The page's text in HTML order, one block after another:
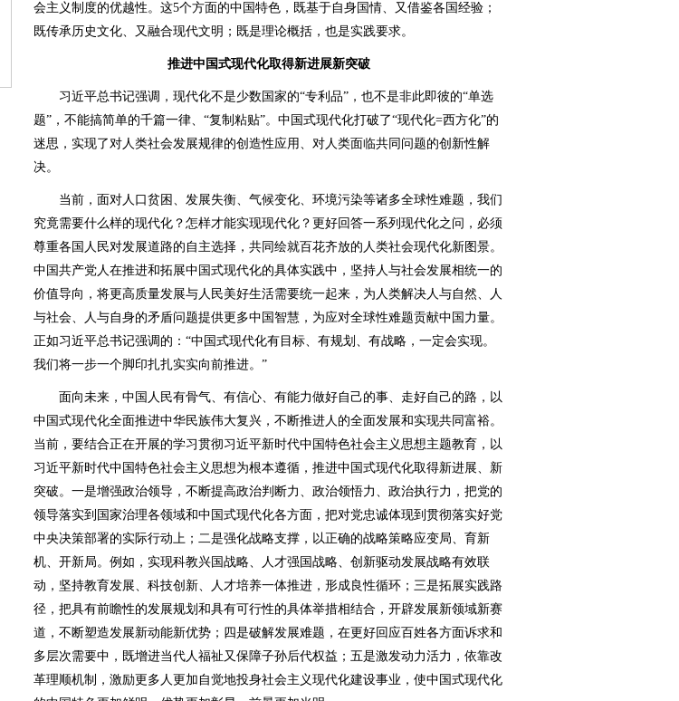
会主义制度的优越性。这5个方面的中国特色，既基于自身国情、又借鉴各国经验；
既传承历史文化、又融合现代文明；既是理论概括，也是实践要求。
推进中国式现代化取得新进展新突破
习近平总书记强调，现代化不是少数国家的“专利品”，也不是非此即彼的“单选
题”，不能搞简单的千篇一律、“复制粘贴”。中国式现代化打破了“现代化=西方化”的
迷思，实现了对人类社会发展规律的创造性应用、对人类面临共同问题的创新性解
决。
当前，面对人口贫困、发展失衡、气候变化、环境污染等诸多全球性难题，我们
究竟需要什么样的现代化？怎样才能实现现代化？更好回答一系列现代化之问，必须
尊重各国人民对发展道路的自主选择，共同绘就百花齐放的人类社会现代化新图景。
中国共产党人在推进和拓展中国式现代化的具体实践中，坚持人与社会发展相统一的
价值导向，将更高质量发展与人民美好生活需要统一起来，为人类解决人与自然、人
与社会、人与自身的矛盾问题提供更多中国智慧，为应对全球性难题贡献中国力量。
正如习近平总书记强调的：“中国式现代化有目标、有规划、有战略，一定会实现。
我们将一步一个脚印扎扎实实向前推进。”
面向未来，中国人民有骨气、有信心、有能力做好自己的事、走好自己的路，以
中国式现代化全面推进中华民族伟大复兴，不断推进人的全面发展和实现共同富裕。
当前，要结合正在开展的学习贯彻习近平新时代中国特色社会主义思想主题教育，以
习近平新时代中国特色社会主义思想为根本遵循，推进中国式现代化取得新进展、新
突破。一是增强政治领导，不断提高政治判断力、政治领悟力、政治执行力，把党的
领导落实到国家治理各领域和中国式现代化各方面，把对党忠诚体现到贯彻落实好党
中央决策部署的实际行动上；二是强化战略支撑，以正确的战略策略应变局、育新
机、开新局。例如，实现科教兴国战略、人才强国战略、创新驱动发展战略有效联
动，坚持教育发展、科技创新、人才培养一体推进，形成良性循环；三是拓展实践路
径，把具有前瞻性的发展规划和具有可行性的具体举措相结合，开辟发展新领域新赛
道，不断塑造发展新动能新优势；四是破解发展难题，在更好回应百姓各方面诉求和
多层次需要中，既增进当代人福祉又保障子孙后代权益；五是激发动力活力，依靠改
革理顺机制，激励更多人更加自觉地投身社会主义现代化建设事业，使中国式现代化